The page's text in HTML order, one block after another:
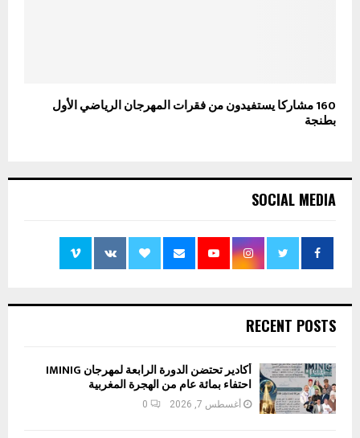
160 مشاركا يستفيدون من فقرات المهرجان الرياضي الأول
بطنجة
SOCIAL MEDIA
RECENT POSTS
أكادير تحتضن الدورة الرابعة لمهرجان IMINIG
احتفاء بمائة عام من الهجرة المغربية
أغسطس 7, 2026 0